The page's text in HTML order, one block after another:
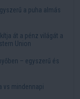
a puha almás
át a pénz világát a
Union
– egyszerű és
vs mindennapi